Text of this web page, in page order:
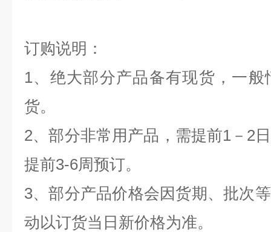
订购说明：
1、绝大部分产品备有现货，一
货。
2、部分非常用产品，需提前1 － 2
提前3-6周预订。
3、部分产品价格会因货期、批次
动以订货当日新价格为准。